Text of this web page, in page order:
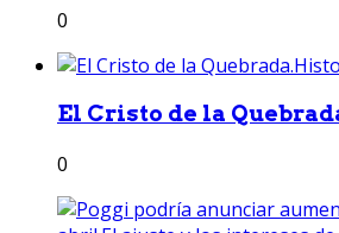
0
El Cristo de la
0